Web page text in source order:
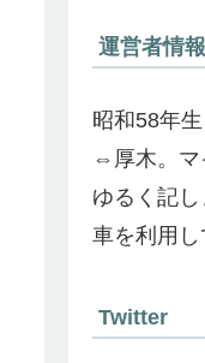
運営者情報
昭和58年
⇔厚木。マ
ゆるく記
車を利用し
Twitter